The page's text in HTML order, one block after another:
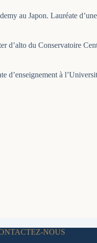
au Japon. Lauréate
du Conservatoire
d’enseignement à
NOUS